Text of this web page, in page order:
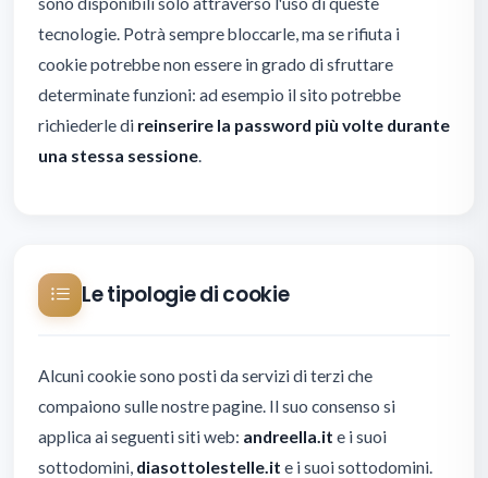
tecnologie. Potrà sempre bloccarle, ma se rifiuta i
cookie potrebbe non essere in grado di sfruttare
determinate funzioni: ad esempio il sito potrebbe
richiederle di reinserire la password più volte durante
una stessa sessione.
Le tipologie di cookie
Alcuni cookie sono posti da servizi di terzi che
compaiono sulle nostre pagine. Il suo consenso si
applica ai seguenti siti web: andreella.it e i suoi
sottodomini, diasottolestelle.it e i suoi sottodomini.